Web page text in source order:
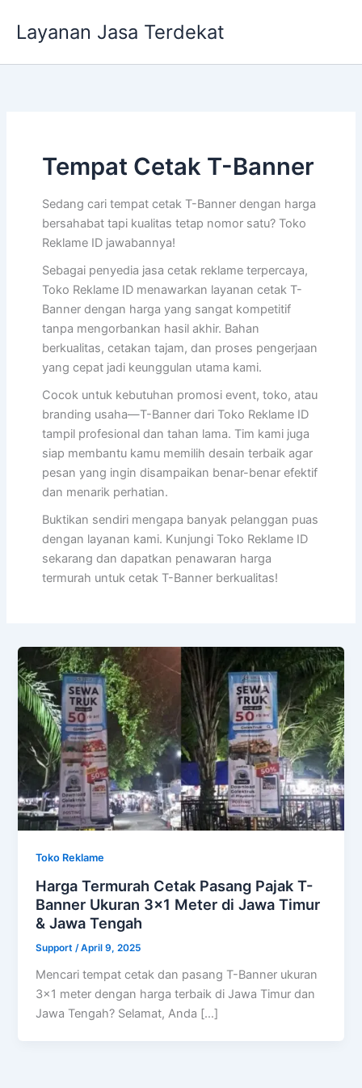
Layanan Jasa Terdekat
Tempat Cetak T-Banner
Sedang cari tempat cetak T-Banner dengan harga
bersahabat tapi kualitas tetap nomor satu? Toko
Reklame ID jawabannya!
Sebagai penyedia jasa cetak reklame terpercaya,
Toko Reklame ID menawarkan layanan cetak T-
Banner dengan harga yang sangat kompetitif
tanpa mengorbankan hasil akhir. Bahan
berkualitas, cetakan tajam, dan proses pengerjaan
yang cepat jadi keunggulan utama kami.
Cocok untuk kebutuhan promosi event, toko, atau
branding usaha—T-Banner dari Toko Reklame ID
tampil profesional dan tahan lama. Tim kami juga
siap membantu kamu memilih desain terbaik agar
pesan yang ingin disampaikan benar-benar efektif
dan menarik perhatian.
Buktikan sendiri mengapa banyak pelanggan puas
dengan layanan kami. Kunjungi Toko Reklame ID
sekarang dan dapatkan penawaran harga
termurah untuk cetak T-Banner berkualitas!
Toko Reklame
Harga Termurah Cetak Pasang Pajak T-
Banner Ukuran 3×1 Meter di Jawa Timur
& Jawa Tengah
Support/April 9, 2025
Mencari tempat cetak dan pasang T-Banner ukuran
3×1 meter dengan harga terbaik di Jawa Timur dan
Jawa Tengah? Selamat, Anda […]